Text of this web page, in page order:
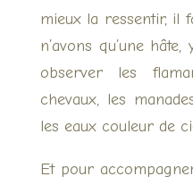
mieux la ressentir, il
n’avons qu’une
observer les
chevaux, les
les eaux couleur de
Et pour